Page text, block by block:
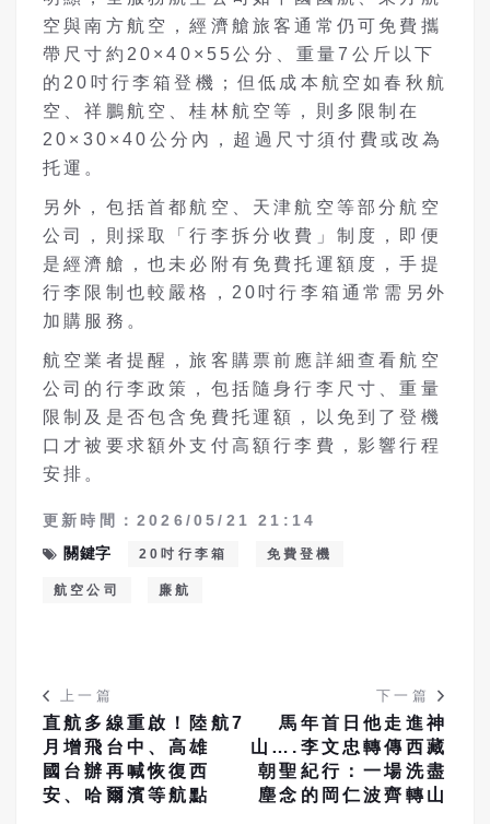
空與南方航空，經濟艙旅客通常仍可免費攜
帶尺寸約20×40×55公分、重量7公斤以下
的20吋行李箱登機；但低成本航空如春秋航
空、祥鵬航空、桂林航空等，則多限制在
20×30×40公分內，超過尺寸須付費或改為
托運。
另外，包括首都航空、天津航空等部分航空
公司，則採取「行李拆分收費」制度，即便
是經濟艙，也未必附有免費托運額度，手提
行李限制也較嚴格，20吋行李箱通常需另外
加購服務。
航空業者提醒，旅客購票前應詳細查看航空
公司的行李政策，包括隨身行李尺寸、重量
限制及是否包含免費托運額，以免到了登機
口才被要求額外支付高額行李費，影響行程
安排。
更新時間：2026/05/21 21:14
關鍵字
20吋行李箱 免費登機
航空公司 廉航
上一篇
直航多線重啟！陸航7
月增飛台中、高雄
國台辦再喊恢復西
安、哈爾濱等航點
下一篇
馬年首日他走進神
山….李文忠轉傳西藏
朝聖紀行：一場洗盡
塵念的岡仁波齊轉山